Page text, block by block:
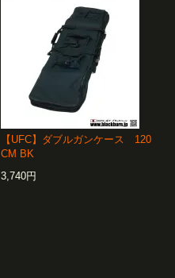
【UFC】ダブルガンケース 120
CM BK
3,740円